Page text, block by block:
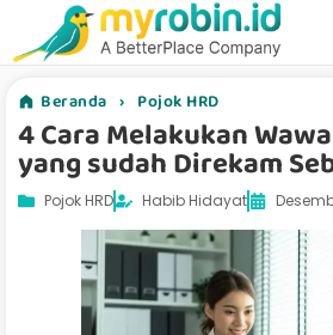
Beranda › Pojok HRD
4 Cara Melakukan
yang sudah Direkam
Pojok HRD Habib Hidayat